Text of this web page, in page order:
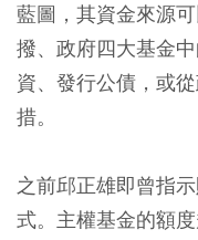
藍圖，其資金來源
撥、政府四大基金
資、發行公債，或
措。
之前邱正雄即曾指
式。主權基金的額